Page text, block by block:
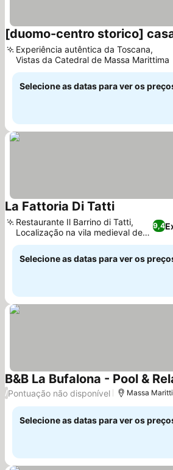
[duomo-centro storico]
Experiência autêntica da Toscana,
Vistas da Catedral de Massa Marittima
Selecione as datas para ver os
La Fattoria Di TattiVer preços
9,4
Restaurante Il Barrino di Tatti,
Localização na vila medieval de
Tatti
Selecione as datas para ver os
B&B La Bufalona - Pool &
/Pontuação não disponível Massa
Selecione as datas para ver os